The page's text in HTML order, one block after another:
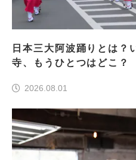
日本三大阿波踊りとは？
寺、もうひとつはどこ？
2026.08.01